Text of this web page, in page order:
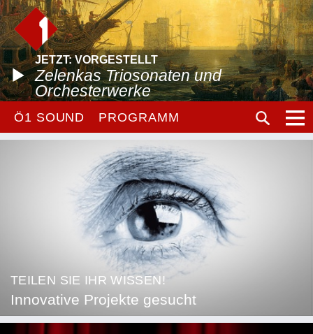
JETZT: VORGESTELLT
Zelenkas Triosonaten und
Orchesterwerke
Ö1 SOUND PROGRAMM
TEILEN SIE IHR WISSEN!
Innovative Projekte gesucht